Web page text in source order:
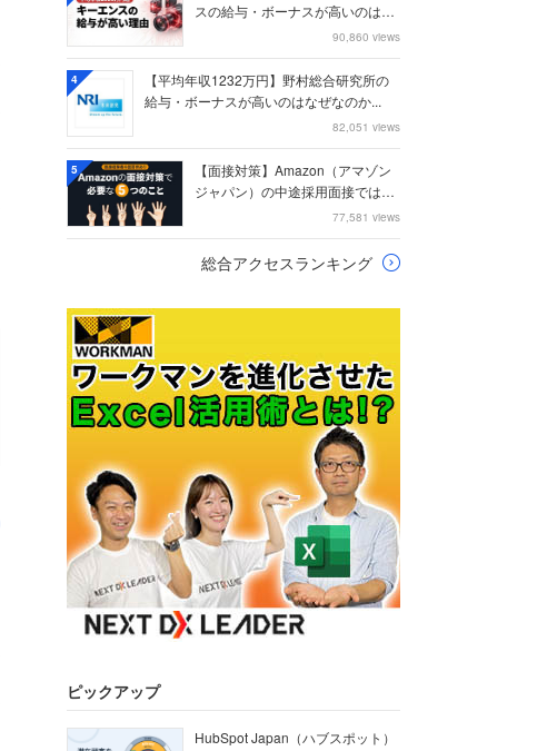
スの給与・ボーナスが高いのはな
90,860 views
4
【平均年収1232万円】野村総合研究所の
給与・ボーナスが高いのはなぜなのか...
82,051 views
5
【面接対策】Amazon（アマゾン
ジャパン）の中途採用面接では何
77,581 views
総合アクセスランキング
ピックアップ
HubSpot Japan（ハブスポット）